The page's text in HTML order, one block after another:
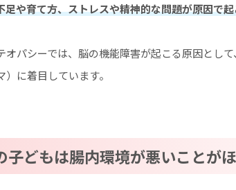
足や育て方、ストレスや精神的な問題が原因で
オパシーでは、脳の機能障害が起こる原因とし
）に着目しています。
子どもは腸内環境が悪いことが